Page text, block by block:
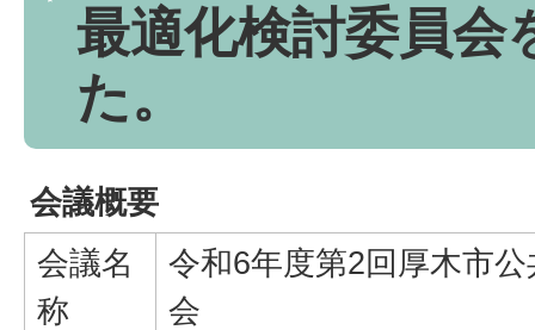
最適化検討委員会
た。
会議概要
会議名
称
令和6年度第2回厚木市
会